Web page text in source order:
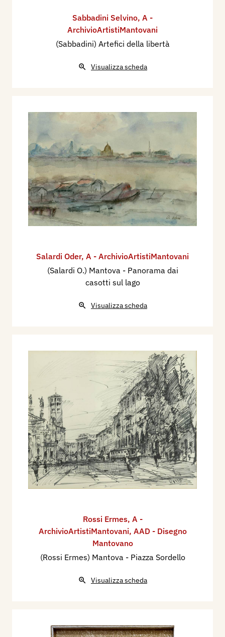
Sabbadini Selvino, A -
ArchivioArtistiMantovani
(Sabbadini) Artefici della libertà
Visualizza scheda
Salardi Oder, A - ArchivioArtistiMantovani
(Salardi O.) Mantova - Panorama dai
casotti sul lago
Visualizza scheda
Rossi Ermes, A -
ArchivioArtistiMantovani, AAD - Disegno
Mantovano
(Rossi Ermes) Mantova - Piazza Sordello
Visualizza scheda